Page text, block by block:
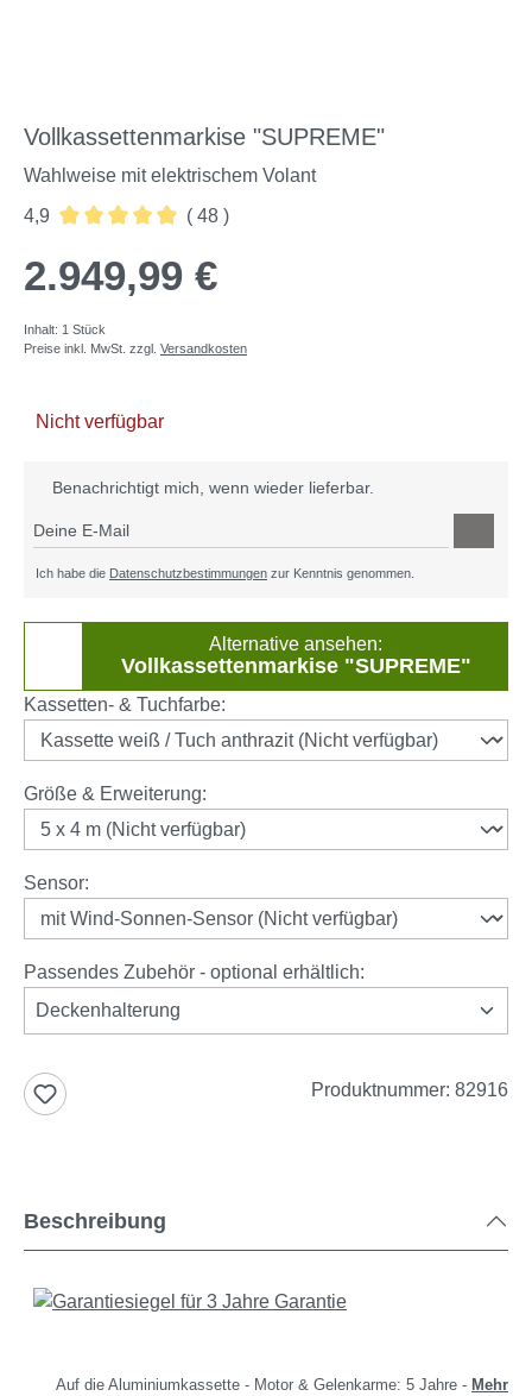
Vollkassettenmarkise "SUPREME"
Wahlweise mit elektrischem Volant
4,9
( 48 )
2.949,99 €
Inhalt: 1 Stück
Preise inkl. MwSt. zzgl. Versandkosten
Nicht verfügbar
Benachrichtigt mich, wenn wieder lieferbar.
Deine E-Mail
Ich habe die Datenschutzbestimmungen zur Kenntnis genommen.
Alternative ansehen:
Vollkassettenmarkise "SUPREME"
Kassetten- & Tuchfarbeauswählen
:
Größe & Erweiterungauswählen
:
Sensorauswählen
:
Passendes Zubehör - optional erhältlich:
Deckenhalterung
Produktnummer: 82916
Beschreibung
Auf die Aluminiumkassette - Motor & Gelenkarme: 5 Jahre - Mehr